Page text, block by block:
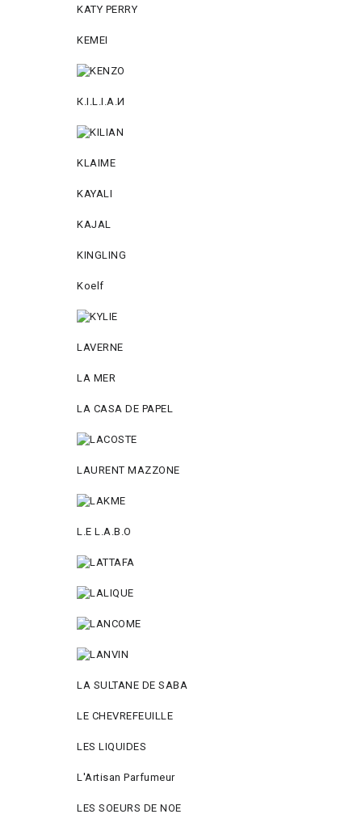
KATY PERRY
KEMEI
К.I.L.I.А.И
KLAIME
KAYALI
KAJAL
KINGLING
Koelf
LAVERNE
LA MER
LA CASA DE PAPEL
LAURENT MAZZONE
L.E L.A.B.O
LA SULTANE DE SABA
LE CHEVREFEUILLE
LES LIQUIDES
L'Artisan Parfumeur
LES SOEURS DE NOE